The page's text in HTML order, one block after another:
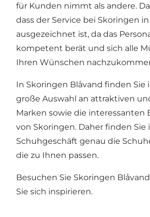
für Kunden nimmt als andere.
dass der Service bei Skoringen
ausgezeichnet ist, da das
kompetent berät und sich alle
Ihren Wünschen
In Skoringen Blåvand finden Sie
große Auswahl an attraktiven
Marken sowie die interessanten
von Skoringen. Daher finden Sie
Schuhgeschäft genau die
die zu Ihnen passen.
Besuchen Sie Skoringen
Sie sich inspirieren.